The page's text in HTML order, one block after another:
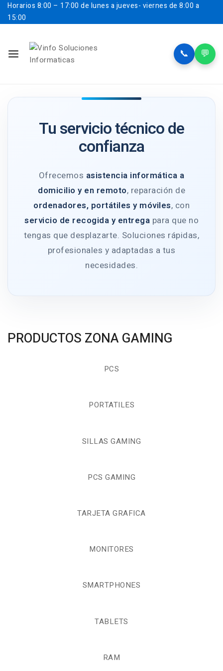
Horarios 8:00 – 17:00 de lunes a jueves- viernes de 8:00 a
15:00
📞 💬
Tu servicio técnico de
confianza
Ofrecemos asistencia informática a
domicilio y en remoto, reparación de
ordenadores, portátiles y móviles, con
servicio de recogida y entrega para que no
tengas que desplazarte. Soluciones rápidas,
profesionales y adaptadas a tus
necesidades.
PRODUCTOS ZONA GAMING
PCS
PORTATILES
SILLAS GAMING
PCS GAMING
TARJETA GRAFICA
MONITORES
SMARTPHONES
TABLETS
RAM